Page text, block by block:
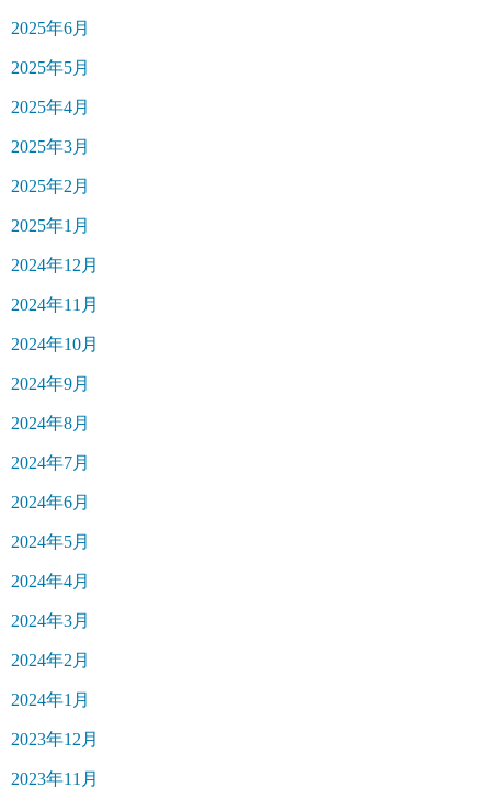
2025年6月
2025年5月
2025年4月
2025年3月
2025年2月
2025年1月
2024年12月
2024年11月
2024年10月
2024年9月
2024年8月
2024年7月
2024年6月
2024年5月
2024年4月
2024年3月
2024年2月
2024年1月
2023年12月
2023年11月